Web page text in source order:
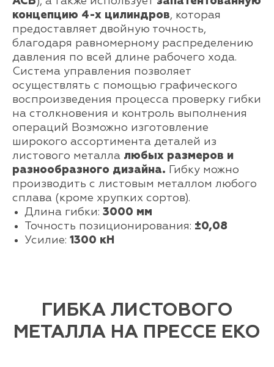
концепцию 4-х цилиндров, которая
предоставляет двойную точность,
благодаря равномерному распределению
давления по всей длине рабочего хода.
Система управления позволяет
осуществлять с помощью графического
воспроизведения процесса проверку гибки
на столкновения и контроль выполнения
операций Возможно изготовление
широкого ассортимента деталей из
листового металла любых размеров и
разнообразного дизайна. Гибку можно
производить с листовым металлом любого
сплава (кроме хрупких сортов).
Длина гибки: 3000 мм
Точность позиционирования: ±0,08
Усилие: 1300 кН
ГИБКА ЛИСТОВОГО
МЕТАЛЛА НА ПРЕССЕ EKO